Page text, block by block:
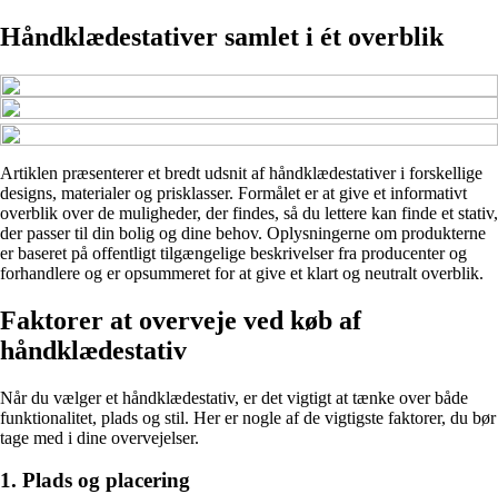
Håndklædestativer samlet i ét overblik
Artiklen præsenterer et bredt udsnit af håndklædestativer i forskellige
designs, materialer og prisklasser. Formålet er at give et informativt
overblik over de muligheder, der findes, så du lettere kan finde et stativ,
der passer til din bolig og dine behov. Oplysningerne om produkterne
er baseret på offentligt tilgængelige beskrivelser fra producenter og
forhandlere og er opsummeret for at give et klart og neutralt overblik.
Faktorer at overveje ved køb af
håndklædestativ
Når du vælger et håndklædestativ, er det vigtigt at tænke over både
funktionalitet, plads og stil. Her er nogle af de vigtigste faktorer, du bør
tage med i dine overvejelser.
1. Plads og placering